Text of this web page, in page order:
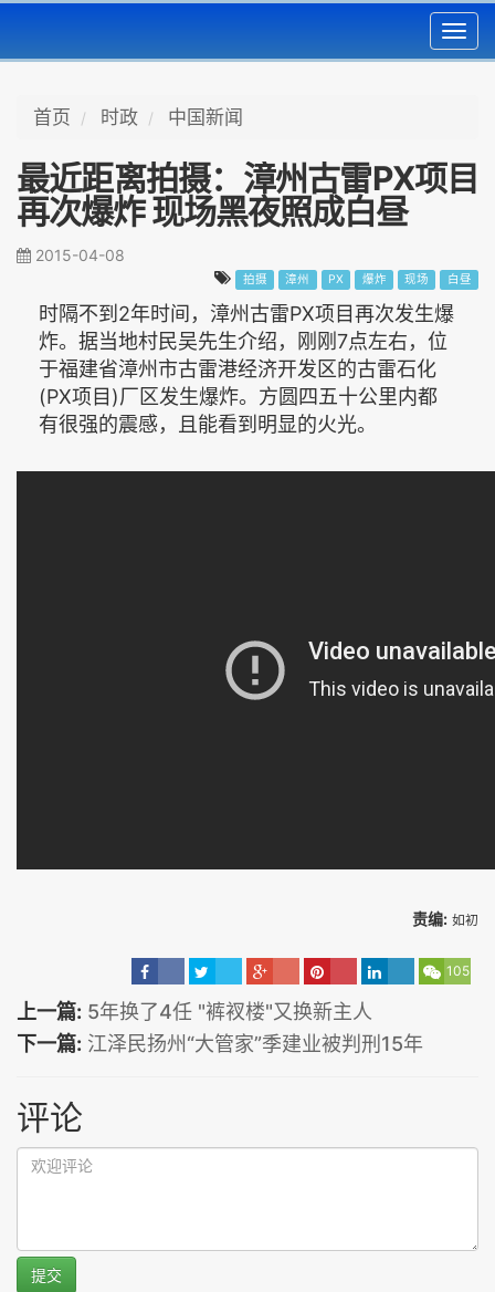
首页 时政 中国新闻
最近距离拍摄：漳州古雷PX项目
再次爆炸 现场黑夜照成白昼
2015-04-08
拍摄 漳州 PX 爆炸 现场 白昼
时隔不到2年时间，漳州古雷PX项目再次发生爆
炸。据当地村民吴先生介绍，刚刚7点左­右，位
于福建省漳州市古雷港经济开发区的古雷石化
(PX项目)厂区发生爆炸。方圆四五­十公里内都
有很强的震感，且能看到明显的火光。
责编: 如初
105
上一篇: 5年换了4任 "裤衩楼"又换新主人
下一篇: 江泽民扬州“大管家”季建业被判刑15年
评论
提交